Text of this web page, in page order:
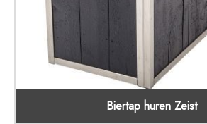
Biertap huren Zeist